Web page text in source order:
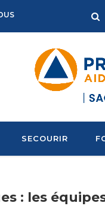
SECOURIR
: les